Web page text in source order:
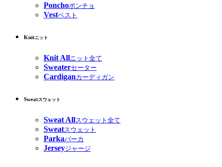
Ponchoポンチョ
Vestベスト
Knitニット
Knit Allニット全て
Sweaterセーター
Cardiganカーディガン
Sweatスウェット
Sweat Allスウェット全て
Sweatスウェット
Parkaパーカ
Jerseyジャージ